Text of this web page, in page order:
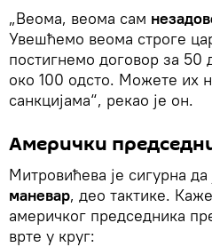
„Веома, веома сам
Увешћемо веома строге
постигнемо договор за 50
око 100 одсто. Можете их
санкцијама“, рекао је он.
Амерички
Митровићева је сигурна да
маневар, део тактике.
америчког председника
врте у круг: